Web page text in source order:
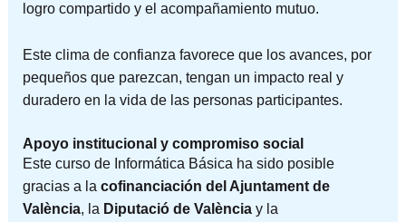
logro compartido y el acompañamiento mutuo.
Este clima de confianza favorece que los avances, por
pequeños que parezcan, tengan un impacto real y
duradero en la vida de las personas participantes.
Apoyo institucional y compromiso social
Este curso de Informática Básica ha sido posible
gracias a la cofinanciación del Ajuntament de
València, la Diputació de Valènciay la